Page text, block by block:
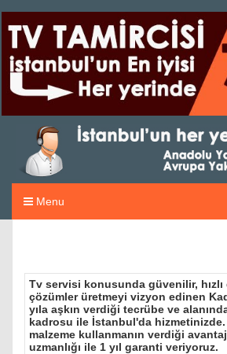
Menu
Tv servisi konusunda güvenilir,
çözümler üretmeyi vizyon edinen
yıla aşkın verdiği tecrübe ve
kadrosu ile İstanbul'da
malzeme kullanmanın verdiği
uzmanlığı ile 1 yıl garanti veriyoruz.